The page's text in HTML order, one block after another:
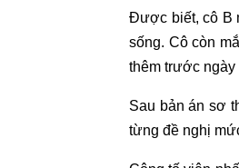
Được biết, cô B
sống. Cô còn
thêm trước
Sau bản án sơ
từng đề nghị